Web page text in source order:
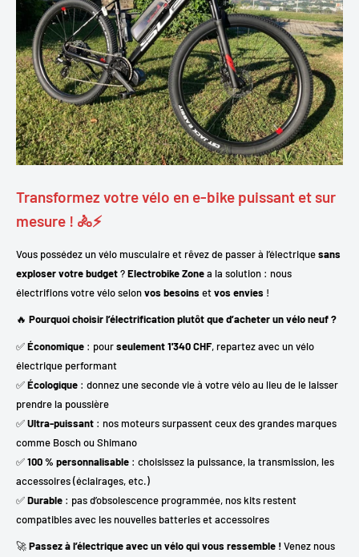
Transformez votre vélo en e-bike puissant et sur
mesure ! 🚴⚡
Vous possédez un vélo musculaire et rêvez de passer à l’électriquesans
exploser votre budget?Electrobike Zonea la solution : nous
électrifions votre vélo selonvos besoins etvos envies !
🔥 Pourquoi choisir l’électrification plutôt que d’acheter un vélo neuf ?
✅Économique : pourseulement 1'340 CHF, repartez avec un vélo
électrique performant
✅Écologique : donnez une seconde vie à votre vélo au lieu de le laisser
prendre la poussière
✅Ultra-puissant : nos moteurs surpassent ceux des grandes marques
comme Bosch ou Shimano
✅100 % personnalisable : choisissez la puissance, la transmission, les
accessoires (éclairages, etc.)
✅Durable : pas d’obsolescence programmée, nos kits restent
compatibles avec les nouvelles batteries et accessoires
🚀Passez à l’électrique avec un vélo qui vous ressemble !Venez nous